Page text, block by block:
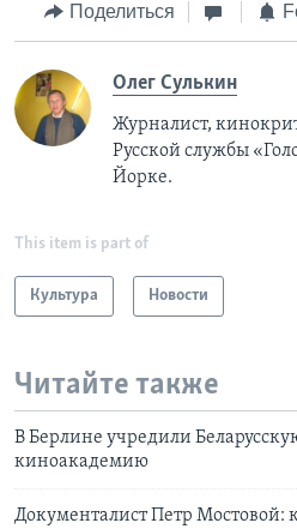
Поделиться
Олег Сулькин
Журналист,
Русской службы
Йорке.
This item is part of
Культура Новости
Читайте также
В Берлине учредили
киноакадемию
Документалист Петр Мостовой: